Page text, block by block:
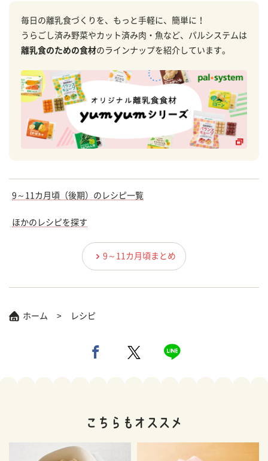
毎日の離乳食づくりを、もっと手軽に、簡単に！
うらごし済み野菜やカット済み肉・魚など、パルシステムは
離乳食のための食材のラインナップを紹介しています。
9～11カ月頃（後期）のレシピ一覧
ほかのレシピを探す
9～11カ月頃まとめ
ホーム レシピ